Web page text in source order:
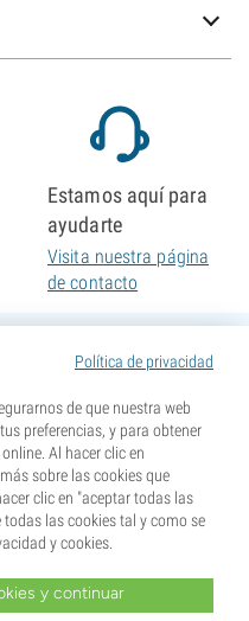
Política de privacidad
de que nuestra web
preferencias, y para obtener
Al hacer clic en
sobre las cookies que
clic en "aceptar todas las
las cookies tal y como se
y cookies.
y continuar
Estamos aquí para
ayudarte
Visita nuestra página
de contacto
de semillas es ilegal en muchos